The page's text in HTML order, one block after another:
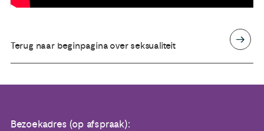
Terug naar beginpagina over seksualiteit
Bezoekadres (op afspraak):